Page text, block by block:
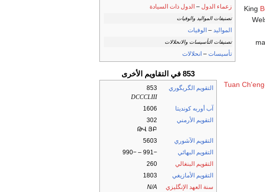
زعماء الدول – الدول ذات السيادة
تصنيفات المواليد والوفيات
المواليد – الوفيات
تصنيفات التأسيسات والانحلالات
تأسيسات – انحلالات
853 في التقاويم الأخرى
التقويم الگريگوري
853
DCCCLIII
آب أوربه كونديتا
1606
التقويم الأرمني
302
ԹՎ ՅԲ
التقويم الآشوري
5603
التقويم البهائي
−991 – −990
التقويم البنغالي
260
التقويم الأمازيغي
1803
سنة العهد الإنگليزي
N/A
King
Tuan